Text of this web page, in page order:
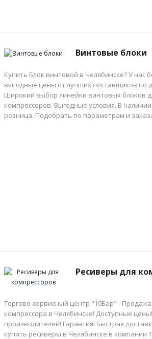
Винтовые блоки
Купить Блок винтовой в Челябинске? У нас
выгодные цены от лучших поставщиков по
Широкий выбор линейки винтовых блоков
компрессоров. Выгодные условия. В
розница. Подобрать по параметрам и
Ресиверы для
Торгово-сервисный центр "10Бар" -
компрессора в Челябинске! Доступные
производителей! Гарантия! Быстрая
купить ресиверы в Челябинске в компании